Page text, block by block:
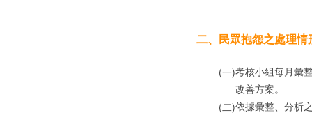
二、 民眾抱怨之處理情
(一)考核小組每月彙
改善方案。
(二)依據彙整、分析